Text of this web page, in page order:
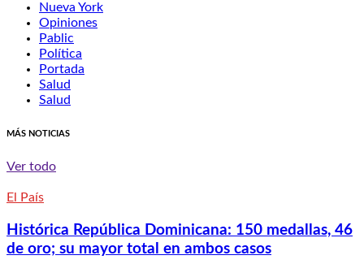
Nueva York
Opiniones
Pablic
Política
Portada
Salud
Salud
MÁS NOTICIAS
Ver todo
El País
Histórica República Dominicana: 150 medallas, 46
de oro; su mayor total en ambos casos